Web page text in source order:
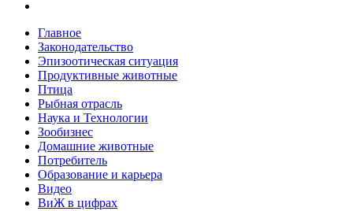
Главное
Законодательство
Эпизоотическая ситуация
Продуктивные животные
Птица
Рыбная отрасль
Наука и Технологии
Зообизнес
Домашние животные
Потребитель
Образование и карьера
Видео
ВиЖ в цифрах